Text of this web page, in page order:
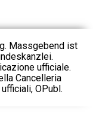
Massgebend ist
ufficiale.
Cancelleria
OPubl.